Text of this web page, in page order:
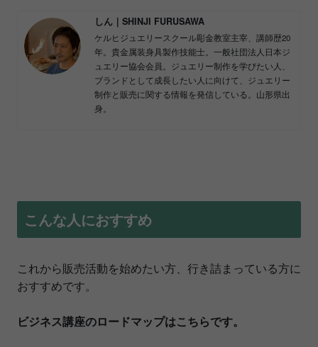
しん｜SHINJI FURUSAWA
ケルヒジュエリースクール彫金教室主宰、講師歴20
年。貴金属装身具製作技能士。一般社団法人日本ジ
ュエリー協会会員。ジュエリー制作を学びたい人、
ブランドとして成長したい人に向けて、ジュエリー
制作と販売に関する情報を発信している。山形県出
身。
こんな人におすすめ
これから販売活動を始めたい方、行き詰まっている方に
おすすめです。
ビジネス講座のロードマップはこちらです。